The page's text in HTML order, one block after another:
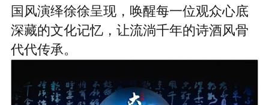
国风演绎徐徐呈现，唤醒每一位观众心底
深藏的文化记忆，让流淌千年的诗酒风骨
代代传承。